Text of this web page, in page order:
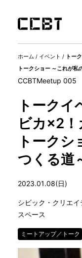
ホーム / イベント / トー
トークショー ～これが私
CCBTMeetup 005
トークイ
ビカ×2
トークシ
つくる道
2023.01.08(日)
シビック・クリエ
スペース
ミートアップ／トーク